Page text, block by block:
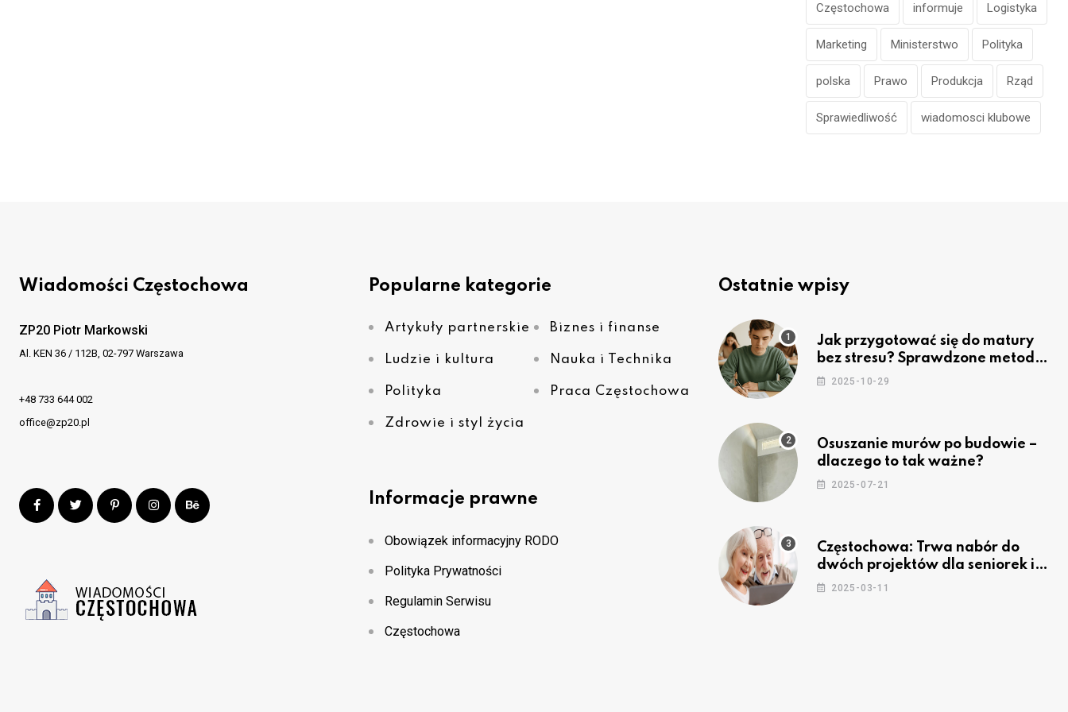
Częstochowa informuje Logistyka
Marketing Ministerstwo Polityka
polska Prawo Produkcja Rząd
Sprawiedliwość wiadomosci klubowe
Wiadomości Częstochowa
ZP20 Piotr Markowski
Al. KEN 36 / 112B, 02-797 Warszawa
+48 733 644 002
office@zp20.pl
Popularne kategorie
Artykuły partnerskie Biznes i finanse
Ludzie i kultura Nauka i Technika
Polityka Praca Częstochowa
Zdrowie i styl życia
Informacje prawne
Obowiązek informacyjny RODO
Polityka Prywatności
Regulamin Serwisu
Częstochowa
Ostatnie wpisy
Jak przygotować się do matury
bez stresu? Sprawdzone metody
nauki z kursów w Częstochowie
2025-10-29
Osuszanie murów po budowie –
dlaczego to tak ważne?
2025-07-21
Częstochowa: Trwa nabór do
dwóch projektów dla seniorek i
seniorów
2025-03-11